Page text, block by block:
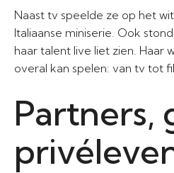
Naast tv speelde ze op het
Italiaanse miniserie. Ook
haar talent live liet zien. Haar
overal kan spelen: van tv tot
Partners,